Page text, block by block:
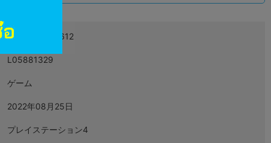
4527823998612
L05881329
ゲーム
2022年08月25日
プレイステーション4